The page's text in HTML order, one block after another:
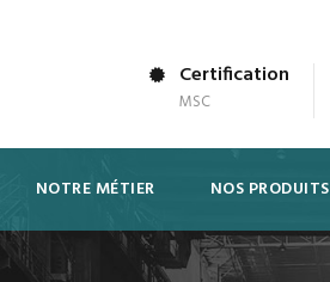
Certification
MSC
NOTRE MÉTIER NOS PRODUITS